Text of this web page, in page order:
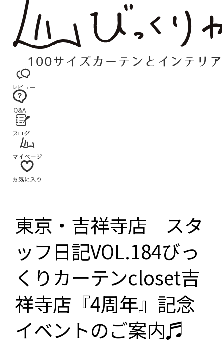
東京・吉祥寺店 スタ
ッフ日記VOL.184びっ
くりカーテンcloset吉
祥寺店『4周年』記念
イベントのご案内♬